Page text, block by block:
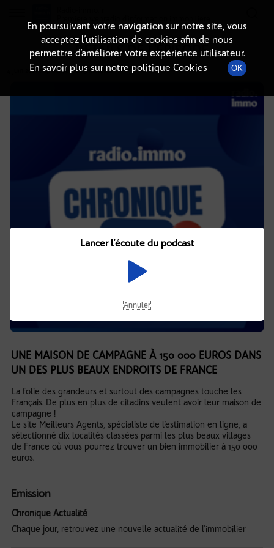
DÉTAILS DE L'ÉPISODE
4 juin 2021 à 4h02, durée : 3 minutes
UNE MAISON DE CAMPAGNE À 150 000 EUROS DANS
UN DES PLUS BEAUX ENDROITS DE FRANCE
La folie des grandeurs et surtout des campagnes touche les
Français. De plus en plus de citadins veulent avoir leur maison de
campagne !
Le site Meilleurs Agents, spécialiste de l’estimation en ligne, a
sélectionné dix localités classées parmi les plus beaux villages
de France où vous pourrez trouver un bien immobilier à 150 000
euros.
Emission
Chronique Actualité
Chaque jour, retrouvez une nouvelle actualité de l'immobilier
En poursuivant votre navigation sur notre site, vous
acceptez l’utilisation de cookies afin de nous
permettre d’améliorer votre expérience utilisateur.
En savoir plus sur notre politique Cookies
OK
Lancer l'écoute du podcast
Annuler